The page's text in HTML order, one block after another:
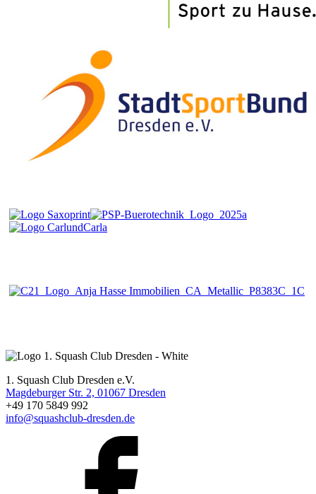
1. Squash Club Dresden e.V.
Magdeburger Str. 2, 01067 Dresden
+49 170 5849 992
info@squashclub-dresden.de